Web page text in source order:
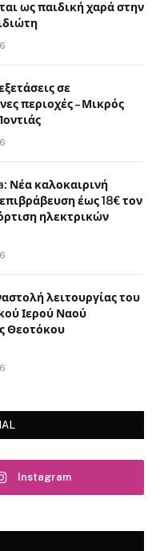
ως παιδική χαρά στην
σε
περιοχές – Μικρός
Νέα καλοκαιρινή
έως 18€ τον
ηλεκτρικών
λειτουργίας του
Ιερού Ναού
Θεοτόκου
Instagram